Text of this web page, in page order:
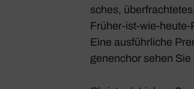
sches,
Früher-ist-wie-heute-
Eine ausführ­liche
ge­nen­chor sehen Sie